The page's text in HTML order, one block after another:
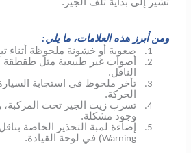
ومن أبرز هذه العلامات، ما يلي:
1. صعوبة أو خشونة ملحوظة أثناء
2.
أصوات غير طبيعية مثل طقطقة
الناقل.
3.
تأخر ملحوظ في استجابة
الحركة.
4.
تسرب زيت الجير تحت
وجود مشكلة.
5. إضاءة لمبة التحذير الخاصة
Warning) في لوحة القيادة.